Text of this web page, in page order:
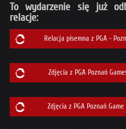
To wydarzenie się już
relacje:
Relacja pisemna z PGA -
Zdjęcia z PGA Poznań
Zdjęcia z PGA Poznań